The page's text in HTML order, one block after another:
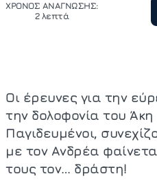
ΧΡΟΝΟΣ ΑΝΑΓΝΩΣΗΣ:
2 λεπτά
Οι έρευνες για την
την δολοφονία του
Παγιδευμένοι,
με τον Ανδρέα
τους τον… δράστη!